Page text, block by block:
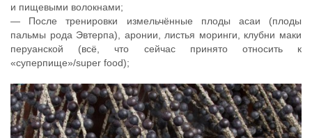
и пищевыми волокнами;
— После тренировки измельчённые плоды асаи (плоды
пальмы рода Эвтерпа), аронии, листья моринги, клубни маки
перуанской (всё, что сейчас принято относить к
«суперпище»/super food);